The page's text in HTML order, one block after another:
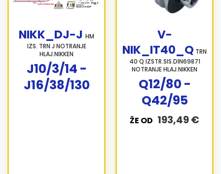
NIKK_DJ-J HM
IZS. TRN J NOTRANJE
HLAJ.NIKKEN
J10/3/14 -
J16/38/130
V-
NIK_IT40_Q TRN
40 Q IZSTR.SIS.DIN69871
NOTRANJE HLAJ.NIKKEN
ŽE OD 193,49 €
Q12/80 -
Q42/95